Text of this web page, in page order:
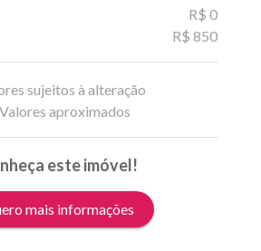
R$ 0
R$ 850
sujeitos à alteração
aproximados
este imóvel!
mais informações